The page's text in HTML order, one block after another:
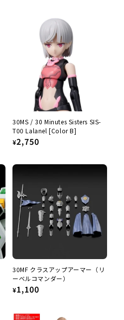
30MS / 30 Minutes Sisters SIS-
T00 Lalanel [Color B]
Regular
¥2,750
30MF クラスアップアーマー（リ
ーベルコマンダー）
Regular
¥1,100